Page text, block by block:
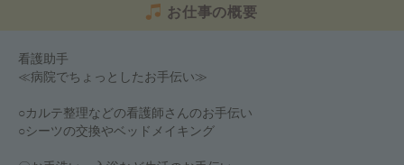
お仕事の概要
看護助手
≪病院でちょっとしたお手伝い≫
○カルテ整理などの看護師さんのお手伝い
○シーツの交換やベッドメイキング